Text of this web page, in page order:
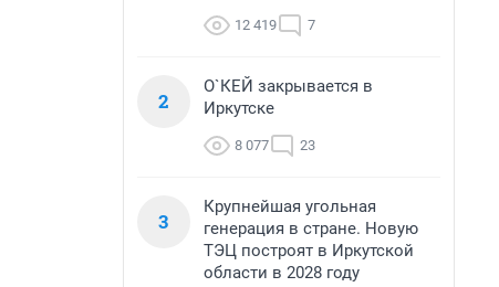
12 419 7
2
О`КЕЙ закрывается в
Иркутске
8 077 23
3
Крупнейшая угольная
генерация в стране. Новую
ТЭЦ построят в Иркутской
области в 2028 году